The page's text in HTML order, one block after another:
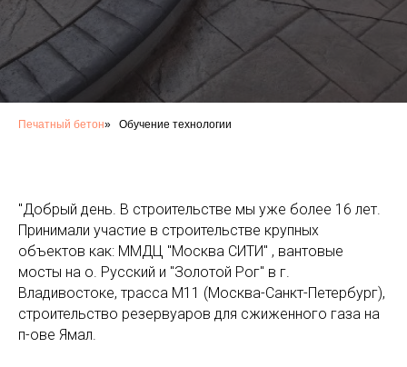
Печатный бетон» Обучение технологии
"Добрый день. В строительстве мы уже более 16 лет.
Принимали участие в строительстве крупных
объектов как: ММДЦ "Москва СИТИ" , вантовые
мосты на о. Русский и "Золотой Рог" в г.
Владивостоке, трасса М11 (Москва-Санкт-Петербург),
строительство резервуаров для сжиженного газа на
п-ове Ямал.